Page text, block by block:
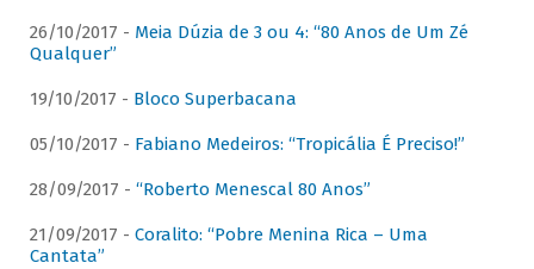
26/10/2017 - Meia Dúzia de 3 ou 4: “80 Anos de Um Zé
Qualquer”
19/10/2017 - Bloco Superbacana
05/10/2017 - Fabiano Medeiros: “Tropicália É Preciso!”
28/09/2017 - “Roberto Menescal 80 Anos”
21/09/2017 - Coralito: “Pobre Menina Rica – Uma
Cantata”